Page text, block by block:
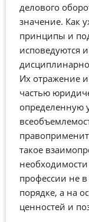
делового
значение. Как
принципы и
исповедуются
Их отражение
частью
определенную
такое
профессии не
порядке, а на
ценностей и